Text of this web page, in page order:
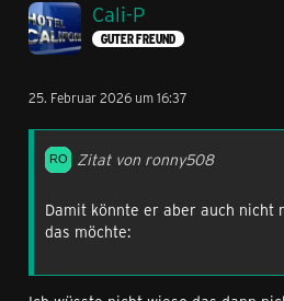
Cali-P
GUTER FREUND
25. Februar 2026 um 16:37
Zitat von ronny508
Damit könnte er aber auch nicht
das möchte: